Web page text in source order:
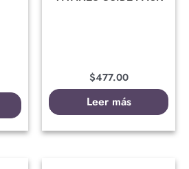
$477.00
Leer más